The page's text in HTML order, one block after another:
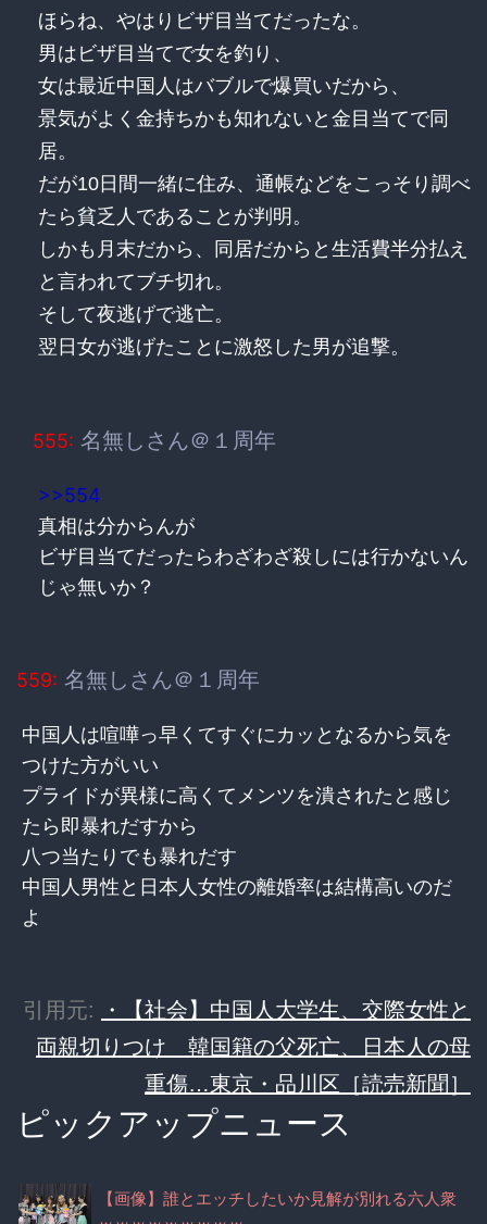
ほらね、やはりビザ目当てだったな。
男はビザ目当てで女を釣り、
女は最近中国人はバブルで爆買いだから、
景気がよく金持ちかも知れないと金目当てで同
居。
だが10日間一緒に住み、通帳などをこっそり調べ
たら貧乏人であることが判明。
しかも月末だから、同居だからと生活費半分払え
と言われてブチ切れ。
そして夜逃げで逃亡。
翌日女が逃げたことに激怒した男が追撃。
555: 名無しさん＠１周年
>>554
真相は分からんが
ビザ目当てだったらわざわざ殺しには行かないん
じゃ無いか？
559: 名無しさん＠１周年
中国人は喧嘩っ早くてすぐにカッとなるから気を
つけた方がいい
プライドが異様に高くてメンツを潰されたと感じ
たら即暴れだすから
八つ当たりでも暴れだす
中国人男性と日本人女性の離婚率は結構高いのだ
よ
引用元:
・【社会】中国人大学生、交際女性と
両親切りつけ 韓国籍の父死亡、日本人の母
重傷…東京・品川区［読売新聞］
ピックアップニュース
【画像】誰とエッチしたいか見解が別れる六人衆